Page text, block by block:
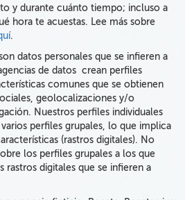
y durante cuánto tiempo; incluso a
hora te acuestas. Lee más sobre
.
datos personales que se infieren a
de datos crean perfiles
comunes que se obtienen
geolocalizaciones y/o
Nuestros perfiles individuales
perfiles grupales, lo que implica
(rastros digitales). No
los perfiles grupales a los que
rastros digitales que se infieren a